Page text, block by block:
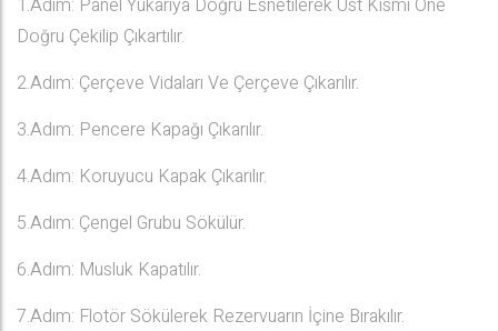
1.Adım: Panel Yukarıya Doğru Esnetilerek Üst Kısmı Öne
Doğru Çekilip Çıkartılır.
2.Adım: Çerçeve Vidaları Ve Çerçeve Çıkarılır.
3.Adım: Pencere Kapağı Çıkarılır.
4.Adım: Koruyucu Kapak Çıkarılır.
5.Adım: Çengel Grubu Sökülür.
6.Adım: Musluk Kapatılır.
7.Adım: Flotör Sökülerek Rezervuarın İçine Bırakılır.